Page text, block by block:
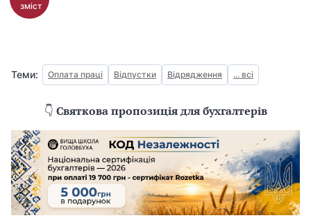
зміст
Теми: Оплата праці Відпустки Відрядження ... всі
👇 Святкова пропозиція для бухгалтерів